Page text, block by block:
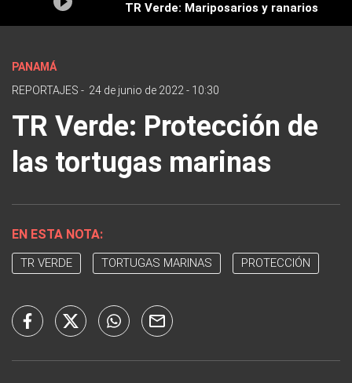
TR Verde: Mariposarios y ranarios
PANAMÁ
REPORTAJES - 24 de junio de 2022 - 10:30
TR Verde: Protección de
las tortugas marinas
EN ESTA NOTA:
TR VERDE TORTUGAS MARINAS PROTECCIÓN